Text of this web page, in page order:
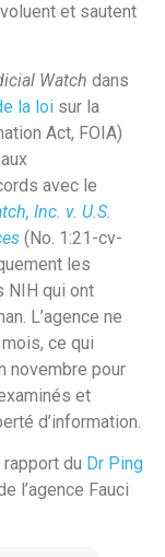
et sautent
Watch dans
la loi sur la
Act, FOIA)
avec le
Inc. v. U.S.
(No. 1:21-cv-
les
NIH qui ont
L’agence ne
ce qui
novembre pour
et
d’information.
du Dr Ping
l’agence Fauci